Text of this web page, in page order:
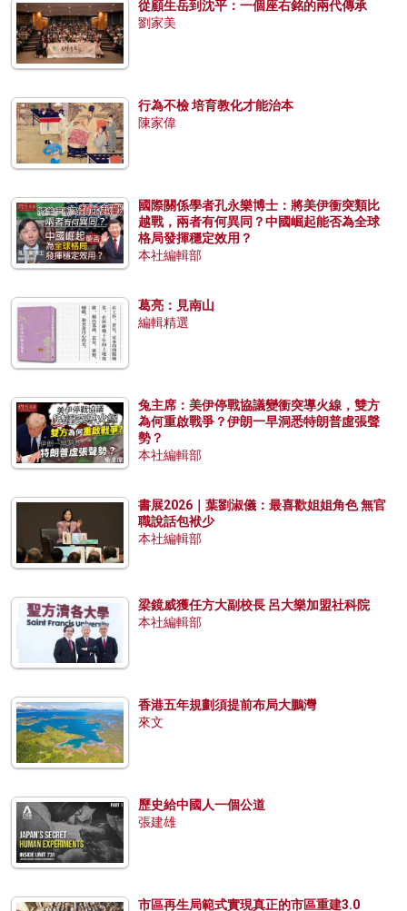
從顧生岳到沈平：一個座右銘的兩代傳承
劉家美
行為不檢 培育教化才能治本
陳家偉
國際關係學者孔永樂博士：將美伊衝突類比
越戰，兩者有何異同？中國崛起能否為全球
格局發揮穩定效用？
本社編輯部
葛亮：見南山
編輯精選
兔主席：美伊停戰協議變衝突導火線，雙方
為何重啟戰爭？伊朗一早洞悉特朗普虛張聲
勢？
本社編輯部
書展2026｜葉劉淑儀：最喜歡姐姐角色 無官
職說話包袱少
本社編輯部
梁鏡威獲任方大副校長 呂大樂加盟社科院
本社編輯部
香港五年規劃須提前布局大鵬灣
來文
歷史給中國人一個公道
張建雄
市區再生局範式實現真正的市區重建3.0